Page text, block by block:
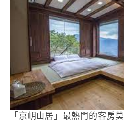
「京岄山居」最熱門的客房